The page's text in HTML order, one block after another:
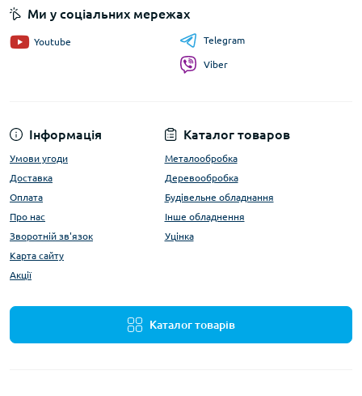
Інформація
Умови угоди
Доставка
Оплата
Про нас
Зворотній зв'язок
Карта сайту
Акції
Каталог товаров
Металообробка
Деревообробка
Будівельне обладнання
Інше обладнення
Уцінка
Каталог товарів
Ми у соціальних мережах
Youtube Telegram
Viber